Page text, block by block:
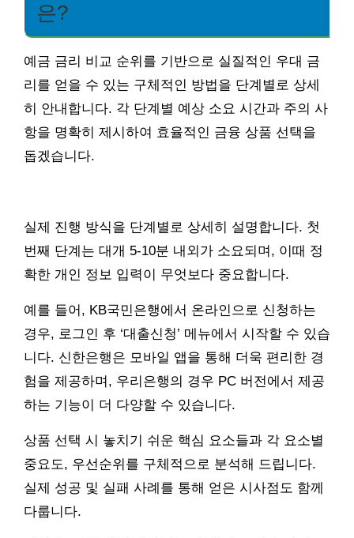
은?
예금 금리 비교 순위를 기반으로 실질적인 우대 금
리를 얻을 수 있는 구체적인 방법을 단계별로 상세
히 안내합니다. 각 단계별 예상 소요 시간과 주의 사
항을 명확히 제시하여 효율적인 금융 상품 선택을
돕겠습니다.
실제 진행 방식을 단계별로 상세히 설명합니다. 첫
번째 단계는 대개 5-10분 내외가 소요되며, 이때 정
확한 개인 정보 입력이 무엇보다 중요합니다.
예를 들어, KB국민은행에서 온라인으로 신청하는
경우, 로그인 후 ‘대출신청’ 메뉴에서 시작할 수 있습
니다. 신한은행은 모바일 앱을 통해 더욱 편리한 경
험을 제공하며, 우리은행의 경우 PC 버전에서 제공
하는 기능이 더 다양할 수 있습니다.
상품 선택 시 놓치기 쉬운 핵심 요소들과 각 요소별
중요도, 우선순위를 구체적으로 분석해 드립니다.
실제 성공 및 실패 사례를 통해 얻은 시사점도 함께
다룹니다.